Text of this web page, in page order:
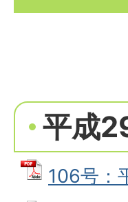
平成
106号：